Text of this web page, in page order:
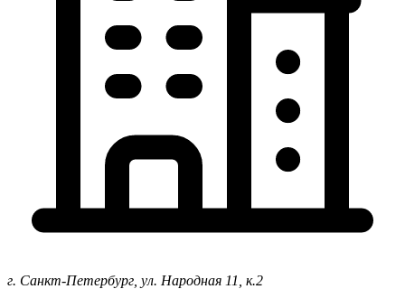
г. Санкт-Петербург, ул. Народная 11, к.2